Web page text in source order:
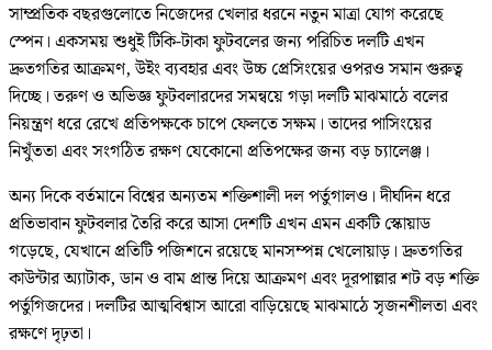
সাম্প্রতিক বছরগুলোতে নিজেদের খেলার ধরনে নতুন মাত্রা যোগ করেছে
স্পেন। একসময় শুধুই টিকি-টাকা ফুটবলের জন্য পরিচিত দলটি এখন
দ্রুতগতির আক্রমণ, উইং ব্যবহার এবং উচ্চ প্রেসিংয়ের ওপরও সমান গুরুত্ব
দিচ্ছে। তরুণ ও অভিজ্ঞ ফুটবলারদের সমন্বয়ে গড়া দলটি মাঝমাঠে বলের
নিয়ন্ত্রণ ধরে রেখে প্রতিপক্ষকে চাপে ফেলতে সক্ষম। তাদের পাসিংয়ের
নিখুঁততা এবং সংগঠিত রক্ষণ যেকোনো প্রতিপক্ষের জন্য বড় চ্যালেঞ্জ।
অন্য দিকে বর্তমানে বিশ্বের অন্যতম শক্তিশালী দল পর্তুগালও। দীর্ঘদিন ধরে
প্রতিভাবান ফুটবলার তৈরি করে আসা দেশটি এখন এমন একটি স্কোয়াড
গড়েছে, যেখানে প্রতিটি পজিশনে রয়েছে মানসম্পন্ন খেলোয়াড়। দ্রুতগতির
কাউন্টার অ্যাটাক, ডান ও বাম প্রান্ত দিয়ে আক্রমণ এবং দূরপাল্লার শট বড় শক্তি
পর্তুগিজদের। দলটির আত্মবিশ্বাস আরো বাড়িয়েছে মাঝমাঠে সৃজনশীলতা এবং
রক্ষণে দৃঢ়তা।